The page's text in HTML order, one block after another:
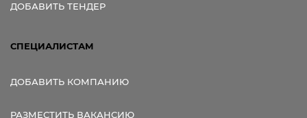
ДОБАВИТЬ ТЕНДЕР
СПЕЦИАЛИСТАМ
ДОБАВИТЬ КОМПАНИЮ
РАЗМЕСТИТЬ ВАКАНСИЮ